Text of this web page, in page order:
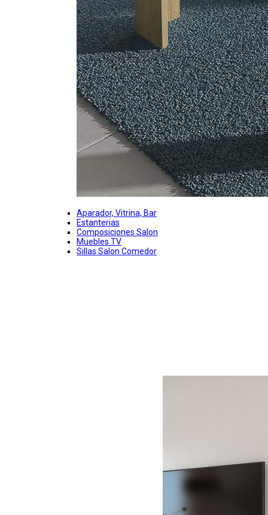
Aparador, Vitrina, Bar
Estanterias
Composiciones Salon
Muebles TV
Sillas Salon Comedor